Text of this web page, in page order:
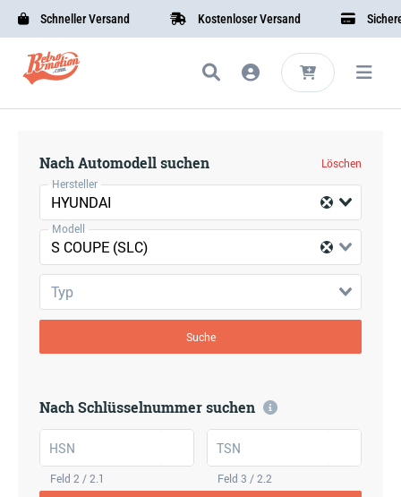
Schneller Versand Kostenloser Versand Sichere
Nach Automodell suchen
Löschen
Hersteller
HYUNDAI
Modell
S COUPE (SLC)
Typ
Suche
Nach Schlüsselnummer suchen
HSN
Feld 2 / 2.1
TSN
Feld 3 / 2.2